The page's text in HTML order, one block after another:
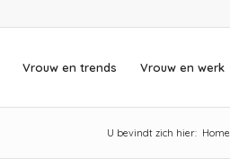
Vrouw en trends Vrouw en werk
U bevindt zich hier: Home